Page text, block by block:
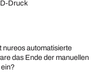
Druck
nureos automatisierte
das Ende der manuellen